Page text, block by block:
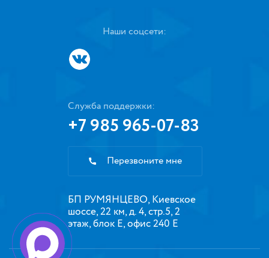
Наши соцсети:
Служба поддержки:
+7 985 965-07-83
Перезвоните мне
БП РУМЯНЦЕВО, Киевское
шоссе, 22 км, д. 4, стр.5, 2
этаж, блок Е, офис 240 Е